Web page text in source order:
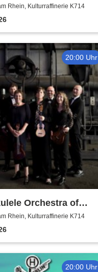
Rhein, Kulturraffinerie K714
20:00 Uhr
Orchestra of
Rhein, Kulturraffinerie K714
20:00 Uhr